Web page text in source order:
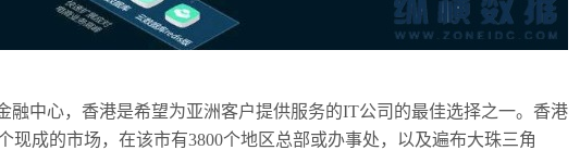
融中心，香港是希望为亚洲客户提供服务的IT公司的最佳选择之一。香港
现成的市场，在该市有3800个地区总部或办事处，以及遍布大珠三角